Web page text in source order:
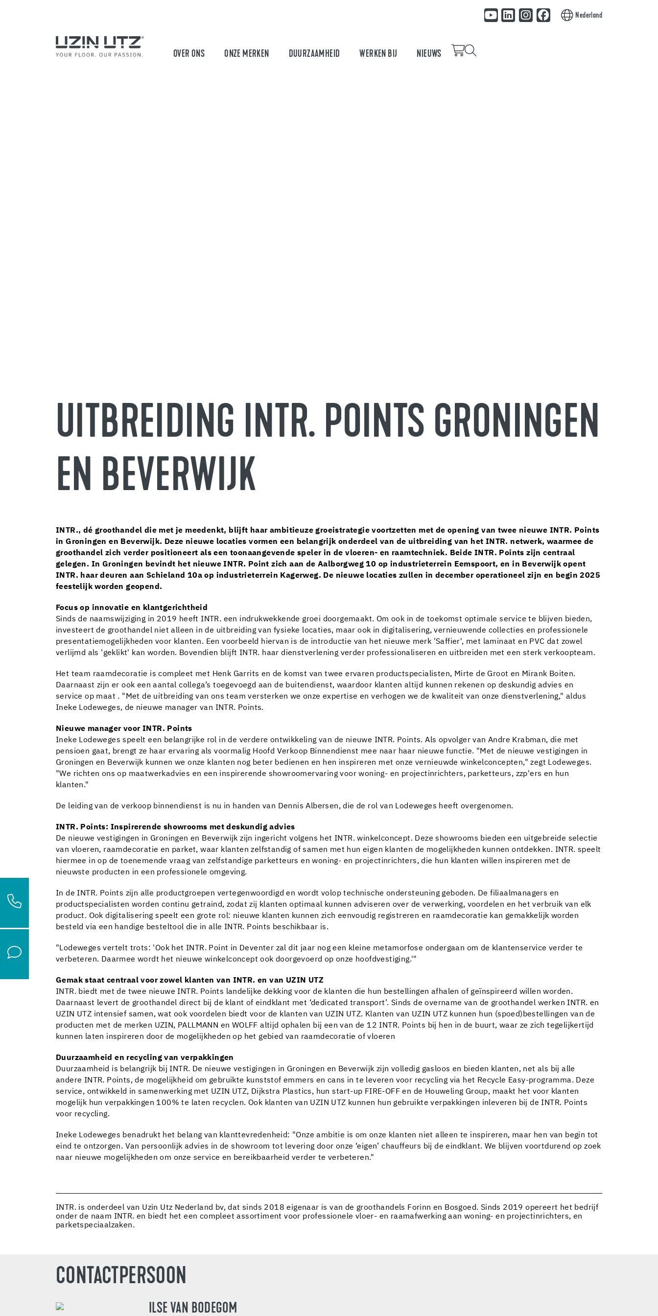
Nederland
OVER ONS ONZE MERKEN DUURZAAMHEID WERKEN BIJ NIEUWS
UITBREIDING INTR. POINTS GRONINGEN
EN BEVERWIJK
INTR., dé groothandel die met je meedenkt, blijft haar ambitieuze groeistrategie voortzetten met de opening van twee nieuwe INTR. Points
in Groningen en Beverwijk. Deze nieuwe locaties vormen een belangrijk onderdeel van de uitbreiding van het INTR. netwerk, waarmee de
groothandel zich verder positioneert als een toonaangevende speler in de vloeren- en raamtechniek. Beide INTR. Points zijn centraal
gelegen. In Groningen bevindt het nieuwe INTR. Point zich aan de Aalborgweg 10 op industrieterrein Eemspoort, en in Beverwijk opent
INTR. haar deuren aan Schieland 10a op industrieterrein Kagerweg. De nieuwe locaties zullen in december operationeel zijn en begin 2025
feestelijk worden geopend.
Focus op innovatie en klantgerichtheid
Sinds de naamswijziging in 2019 heeft INTR. een indrukwekkende groei doorgemaakt. Om ook in de toekomst optimale service te blijven bieden,
investeert de groothandel niet alleen in de uitbreiding van fysieke locaties, maar ook in digitalisering, vernieuwende collecties en professionele
presentatiemogelijkheden voor klanten. Een voorbeeld hiervan is de introductie van het nieuwe merk 'Saffier', met laminaat en PVC dat zowel
verlijmd als 'geklikt' kan worden. Bovendien blijft INTR. haar dienstverlening verder professionaliseren en uitbreiden met een sterk verkoopteam.
Het team raamdecoratie is compleet met Henk Garrits en de komst van twee ervaren productspecialisten, Mirte de Groot en Mirank Boiten.
Daarnaast zijn er ook een aantal collega’s toegevoegd aan de buitendienst, waardoor klanten altijd kunnen rekenen op deskundig advies en
service op maat . "Met de uitbreiding van ons team versterken we onze expertise en verhogen we de kwaliteit van onze dienstverlening," aldus
Ineke Lodeweges, de nieuwe manager van INTR. Points.
Nieuwe manager voor INTR. Points
Ineke Lodeweges speelt een belangrijke rol in de verdere ontwikkeling van de nieuwe INTR. Points. Als opvolger van Andre Krabman, die met
pensioen gaat, brengt ze haar ervaring als voormalig Hoofd Verkoop Binnendienst mee naar haar nieuwe functie. "Met de nieuwe vestigingen in
Groningen en Beverwijk kunnen we onze klanten nog beter bedienen en hen inspireren met onze vernieuwde winkelconcepten," zegt Lodeweges.
"We richten ons op maatwerkadvies en een inspirerende showroomervaring voor woning- en projectinrichters, parketteurs, zzp'ers en hun
klanten."
De leiding van de verkoop binnendienst is nu in handen van Dennis Albersen, die de rol van Lodeweges heeft overgenomen.
INTR. Points: Inspirerende showrooms met deskundig advies
De nieuwe vestigingen in Groningen en Beverwijk zijn ingericht volgens het INTR. winkelconcept. Deze showrooms bieden een uitgebreide selectie
van vloeren, raamdecoratie en parket, waar klanten zelfstandig of samen met hun eigen klanten de mogelijkheden kunnen ontdekken. INTR. speelt
hiermee in op de toenemende vraag van zelfstandige parketteurs en woning- en projectinrichters, die hun klanten willen inspireren met de
nieuwste producten in een professionele omgeving.
In de INTR. Points zijn alle productgroepen vertegenwoordigd en wordt volop technische ondersteuning geboden. De filiaalmanagers en
productspecialisten worden continu getraind, zodat zij klanten optimaal kunnen adviseren over de verwerking, voordelen en het verbruik van elk
product. Ook digitalisering speelt een grote rol: nieuwe klanten kunnen zich eenvoudig registreren en raamdecoratie kan gemakkelijk worden
besteld via een handige besteltool die in alle INTR. Points beschikbaar is.
"Lodeweges vertelt trots: 'Ook het INTR. Point in Deventer zal dit jaar nog een kleine metamorfose ondergaan om de klantenservice verder te
verbeteren. Daarmee wordt het nieuwe winkelconcept ook doorgevoerd op onze hoofdvestiging.'"
Gemak staat centraal voor zowel klanten van INTR. en van UZIN UTZ
INTR. biedt met de twee nieuwe INTR. Points landelijke dekking voor de klanten die hun bestellingen afhalen of geïnspireerd willen worden.
Daarnaast levert de groothandel direct bij de klant of eindklant met ‘dedicated transport’. Sinds de overname van de groothandel werken INTR. en
UZIN UTZ intensief samen, wat ook voordelen biedt voor de klanten van UZIN UTZ. Klanten van UZIN UTZ kunnen hun (spoed)bestellingen van de
producten met de merken UZIN, PALLMANN en WOLFF altijd ophalen bij een van de 12 INTR. Points bij hen in de buurt, waar ze zich tegelijkertijd
kunnen laten inspireren door de mogelijkheden op het gebied van raamdecoratie of vloeren
Duurzaamheid en recycling van verpakkingen
Duurzaamheid is belangrijk bij INTR. De nieuwe vestigingen in Groningen en Beverwijk zijn volledig gasloos en bieden klanten, net als bij alle
andere INTR. Points, de mogelijkheid om gebruikte kunststof emmers en cans in te leveren voor recycling via het Recycle Easy-programma. Deze
service, ontwikkeld in samenwerking met UZIN UTZ, Dijkstra Plastics, hun start-up FIRE-OFF en de Houweling Group, maakt het voor klanten
mogelijk hun verpakkingen 100% te laten recyclen. Ook klanten van UZIN UTZ kunnen hun gebruikte verpakkingen inleveren bij de INTR. Points
voor recycling.
Ineke Lodeweges benadrukt het belang van klanttevredenheid: "Onze ambitie is om onze klanten niet alleen te inspireren, maar hen van begin tot
eind te ontzorgen. Van persoonlijk advies in de showroom tot levering door onze ‘eigen’ chauffeurs bij de eindklant. We blijven voortdurend op zoek
naar nieuwe mogelijkheden om onze service en bereikbaarheid verder te verbeteren."
INTR. is onderdeel van Uzin Utz Nederland bv, dat sinds 2018 eigenaar is van de groothandels Forinn en Bosgoed. Sinds 2019 opereert het bedrijf
onder de naam INTR. en biedt het een compleet assortiment voor professionele vloer- en raamafwerking aan woning- en projectinrichters, en
parketspeciaalzaken.
CONTACTPERSOON
ILSE VAN BODEGOM